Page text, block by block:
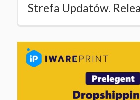
Strefa Updatów.